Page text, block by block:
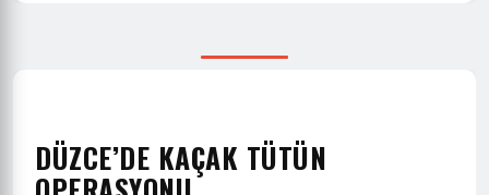
DÜZCE’DE KAÇAK TÜTÜN